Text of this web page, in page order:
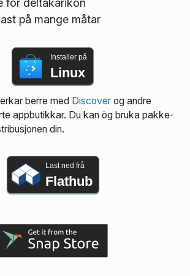
for deltakarikon
på mange måtar
Installer på
Linux
berre med Discoverog andre
appbutikkar. Du kan òg bruka pakke­
din.
Last ned frå
Flathub